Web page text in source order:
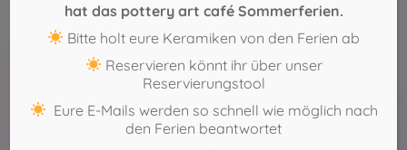
hat das pottery art café Sommerferien.
Bitte holt eure Keramiken von den Ferien ab
Reservieren könnt ihr über unser
Reservierungstool
Eure E-Mails werden so schnell wie möglich nach
den Ferien beantwortet